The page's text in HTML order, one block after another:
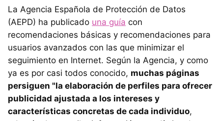
La Agencia Española de Protección de Datos
(AEPD) ha publicado una guía con
recomendaciones básicas y recomendaciones para
usuarios avanzados con las que minimizar el
seguimiento en Internet. Según la Agencia, y como
ya es por casi todos conocido, muchas páginas
persiguen "la elaboración de perfiles para ofrecer
publicidad ajustada a los intereses y
características concretas de cada individuo,